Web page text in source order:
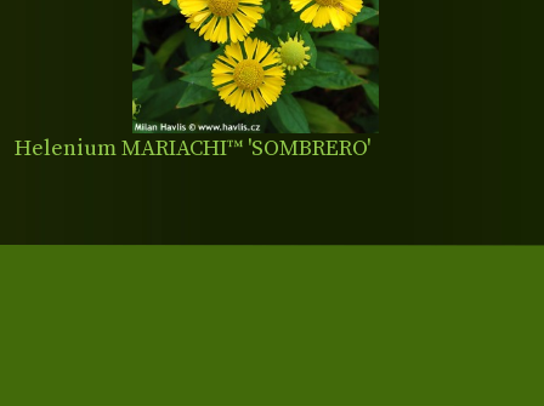
Helenium MARIACHI™ 'SOMBRERO'